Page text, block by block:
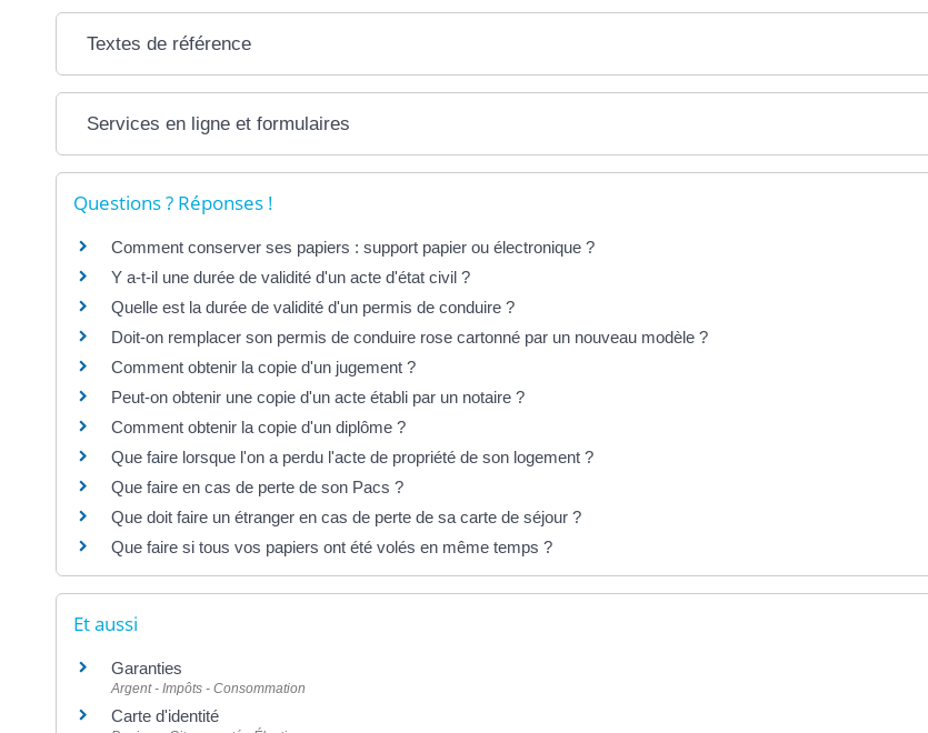
Textes de référence
Services en ligne et formulaires
Questions ? Réponses !
Comment conserver ses papiers : support papier ou électronique ?
Y a-t-il une durée de validité d'un acte d'état civil ?
Quelle est la durée de validité d'un permis de conduire ?
Doit-on remplacer son permis de conduire rose cartonné par un nouveau modèle ?
Comment obtenir la copie d'un jugement ?
Peut-on obtenir une copie d'un acte établi par un notaire ?
Comment obtenir la copie d'un diplôme ?
Que faire lorsque l'on a perdu l'acte de propriété de son logement ?
Que faire en cas de perte de son Pacs ?
Que doit faire un étranger en cas de perte de sa carte de séjour ?
Que faire si tous vos papiers ont été volés en même temps ?
Et aussi
Garanties
Argent - Impôts - Consommation
Carte d'identité